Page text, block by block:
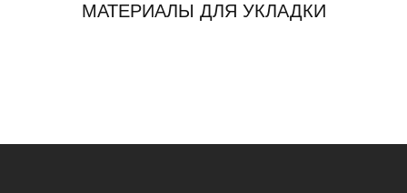
МАТЕРИАЛЫ ДЛЯ УКЛАДКИ